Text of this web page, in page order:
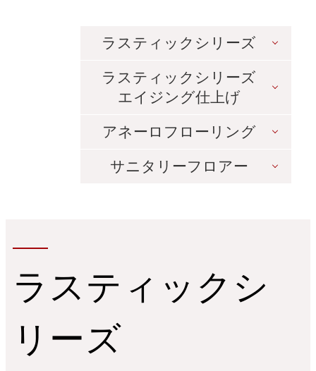
ラスティックシリーズ
ラスティックシリーズ
エイジング仕上げ
アネーロフローリング
サニタリーフロアー
ラスティックシ
リーズ